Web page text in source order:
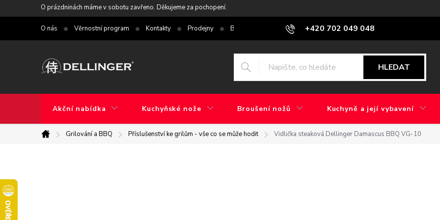
na
O prázdninách máme v sobotu zavřeno. Děkujeme za pochopení.
+420 702 049 048
O nás Věrnostní program Kontakty Prodejny Blog Jaký je rozdíl mezi továrním brusem a ručním broušením?
HLEDAT
Akční nabídka Kuchyňské nože Broušení nožů Kuchyně a její vybavení
Domů
Grilování a BBQ Příslušenství ke grilům - vše co se může hodit Vidlička steaková Dellinger Damascus BBQ VG-10